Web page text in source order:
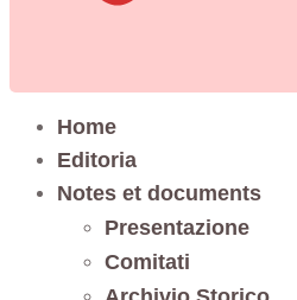
Home
Editoria
Notes et documents
Presentazione
Comitati